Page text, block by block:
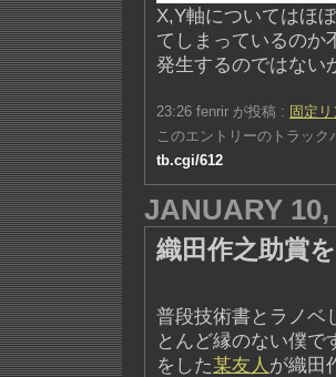
X,Y軸についてはほ
てしまっているのか
発生するのではない
23:26 fenrir が投稿 : 固定リ
このエントリーのトラック
tb.cgi/612
JANUARY 10,
織田作之助賞
普段技術書とラノベ
とんど縁のない僕で
をした某友人 が織田